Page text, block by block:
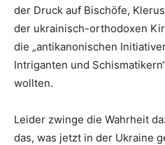
der Druck auf Bischöfe,
der ukrainisch-orthodoxen
die „antikanonischen
Intriganten und
wollten.
Leider zwinge die Wahrheit
das, was jetzt in der Ukraine